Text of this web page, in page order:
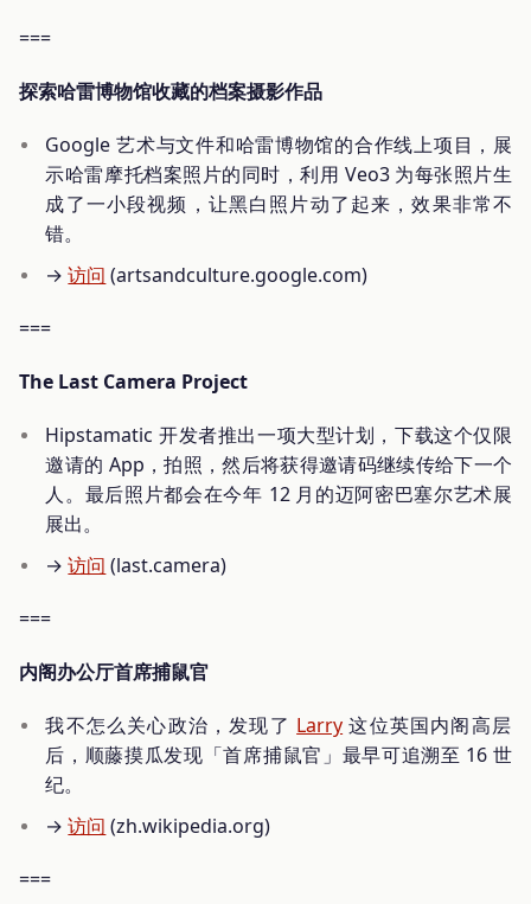
===
探索哈雷博物馆收藏的档案摄影作品
Google 艺术与文件和哈雷博物馆的合作线上项目，展
示哈雷摩托档案照片的同时，利用 Veo3 为每张照片生
成了一小段视频，让黑白照片动了起来，效果非常不
错。
→访问 (artsandculture.google.com)
===
The Last Camera Project
Hipstamatic 开发者推出一项大型计划，下载这个仅限
邀请的 App，拍照，然后将获得邀请码继续传给下一个
人。最后照片都会在今年 12 月的迈阿密巴塞尔艺术展
展出。
→访问 (last.camera)
===
内阁办公厅首席捕鼠官
我不怎么关心政治，发现了 Larry 这位英国内阁高层
后，顺藤摸瓜发现「首席捕鼠官」最早可追溯至 16 世
纪。
→访问 (zh.wikipedia.org)
===